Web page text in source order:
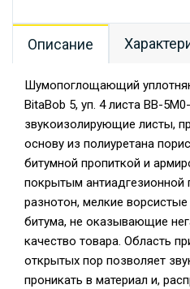
Описание
Шумопоглощающий
BitaBob 5, уп. 4 листа BB-
звукоизолирующие листы,
основу из полиуретана
битумной пропиткой и
покрытым антиадгезионной
разнотон, мелкие
битума, не оказывающие
качество товара. Область
открытых пор позволяет
проникать в материал и,